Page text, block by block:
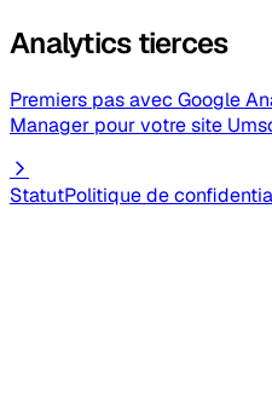
Analytics tierces
Premiers pas avec Google
Manager pour votre site
StatutPolitique de